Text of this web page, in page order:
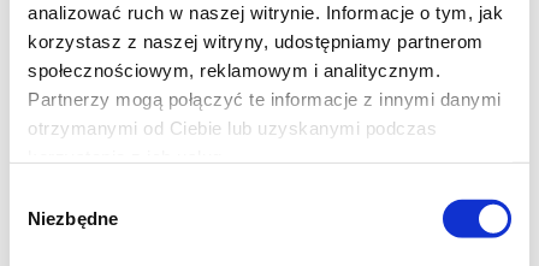
analizować ruch w naszej witrynie. Informacje o tym, jak
korzystasz z naszej witryny, udostępniamy partnerom
społecznościowym, reklamowym i analitycznym.
Partnerzy mogą połączyć te informacje z innymi danymi
otrzymanymi od Ciebie lub uzyskanymi podczas
zgody
Niezbędne